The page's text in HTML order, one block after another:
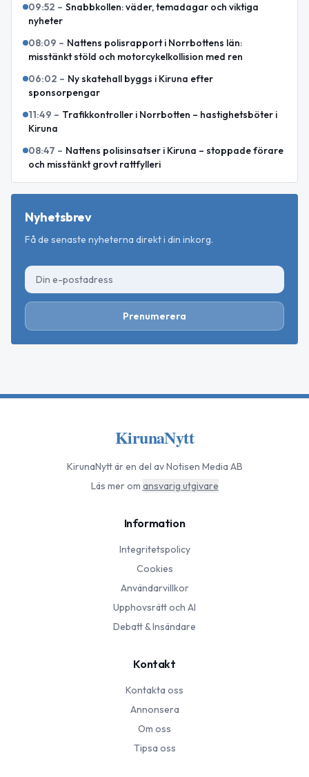
09:52 – Snabbkollen: väder, temadagar och viktiga
nyheter
08:09 – Nattens polisrapport i Norrbottens län:
misstänkt stöld och motorcykelkollision med ren
06:02 – Ny skatehall byggs i Kiruna efter
sponsorpengar
11:49 – Trafikkontroller i Norrbotten – hastighetsböter i
Kiruna
08:47 – Nattens polisinsatser i Kiruna – stoppade förare
och misstänkt grovt rattfylleri
Nyhetsbrev
Få de senaste nyheterna direkt i din inkorg.
Prenumerera
KirunaNytt
KirunaNyttär en del av Notisen Media AB
Läs mer om ansvarig utgivare
Information
Integritetspolicy
Cookies
Användarvillkor
Upphovsrätt och AI
Debatt & Insändare
Kontakt
Kontakta oss
Annonsera
Om oss
Tipsa oss